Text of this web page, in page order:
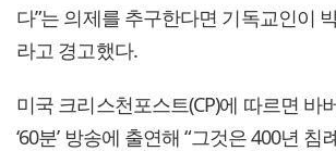
다”는 의제를 추구한다면 기독교인이
라고 경고했다.
미국 크리스천포스트(CP)에 따르면 바
‘60분’ 방송에 출연해 “그것은 400년